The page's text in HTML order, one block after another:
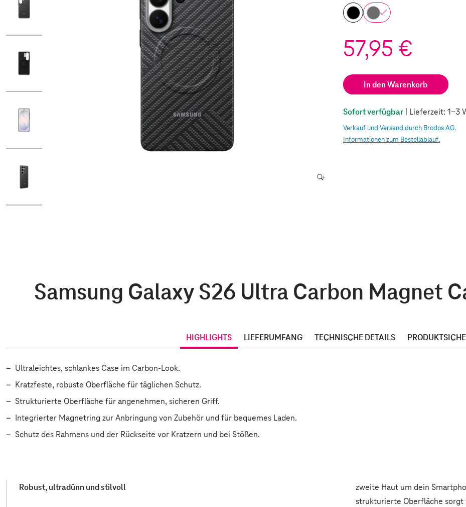
57,95 €
In den Warenkorb
Sofort verfügbar | Lieferzeit: 1-3
Verkauf und Versand durch Brodos AG.
Informationen zum Bestellablauf.
Samsung Galaxy S26 Ultra Carbon Magnet
HIGHLIGHTS LIEFERUMFANG TECHNISCHE DETAILS
Ultraleichtes, schlankes Case im Carbon-Look.
Kratzfeste, robuste Oberfläche für täglichen Schutz.
Strukturierte Oberfläche für angenehmen, sicheren Griff.
Integrierter Magnetring zur Anbringung von Zubehör und für bequemes Laden.
Schutz des Rahmens und der Rückseite vor Kratzern und bei Stößen.
Robust, ultradünn und stilvoll
zweite Haut um dein
strukturierte Oberfläche sorgt